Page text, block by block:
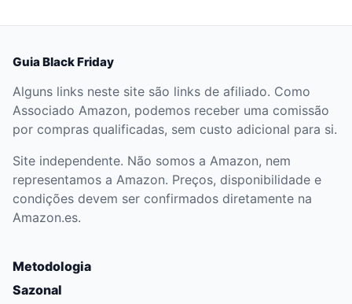
Guia Black Friday
Alguns links neste site são links de afiliado. Como
Associado Amazon, podemos receber uma comissão
por compras qualificadas, sem custo adicional para si.
Site independente. Não somos a Amazon, nem
representamos a Amazon. Preços, disponibilidade e
condições devem ser confirmados diretamente na
Amazon.es.
Metodologia
Sazonal